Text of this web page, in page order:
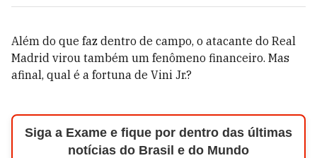
Além do que faz dentro de campo, o atacante do Real
Madrid virou também um fenômeno financeiro. Mas
afinal, qual é a fortuna de Vini Jr.?
Siga a Exame e fique por dentro das últimas
notícias do Brasil e do Mundo